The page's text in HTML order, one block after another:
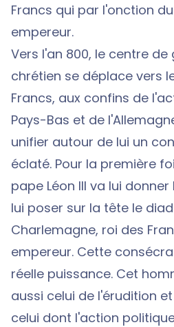
Francs qui par l'onction
empereur.
Vers l'an 800, le centre
chrétien se déplace vers
Francs, aux confins de
Pays-Bas et de
unifier autour de lui un
éclaté. Pour la première
pape Léon III va lui
lui poser sur la tête le
Charlemagne, roi des
empereur. Cette
réelle puissance. Cet
aussi celui de l'érudition
celui dont l'action